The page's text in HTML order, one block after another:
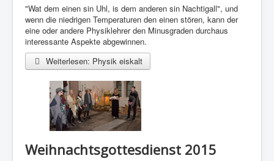
"Wat dem einen sin Uhl, is dem anderen sin Nachtigall", und
wenn die niedrigen Temperaturen den einen stören, kann der
eine oder andere Physiklehrer den Minusgraden durchaus
interessante Aspekte abgewinnen.
Weiterlesen: Physik eiskalt
Weihnachtsgottesdienst 2015